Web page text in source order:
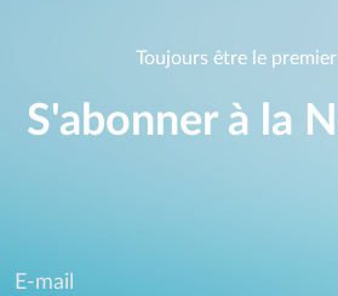
Toujours être le
S'abonner à la